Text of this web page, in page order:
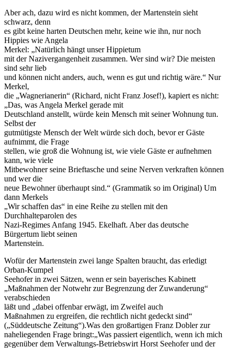
Aber ach, dazu wird es nicht kommen, der Martenstein sieht
schwarz, denn
es gibt keine harten Deutschen mehr, keine wie ihn, nur noch
Hippies wie Angela
Merkel: „Natürlich hängt unser Hippietum
mit der Nazivergangenheit zusammen. Wer sind wir? Die meisten
sind sehr lieb
und können nicht anders, auch, wenn es gut und richtig wäre.“ Nur
Merkel,
die „Wagnerianerin“ (Richard, nicht Franz Josef!), kapiert es nicht:
„Das, was Angela Merkel gerade mit
Deutschland anstellt, würde kein Mensch mit seiner Wohnung tun.
Selbst der
gutmütigste Mensch der Welt würde sich doch, bevor er Gäste
aufnimmt, die Frage
stellen, wie groß die Wohnung ist, wie viele Gäste er aufnehmen
kann, wie viele
Mitbewohner seine Brieftasche und seine Nerven verkraften können
und wer die
neue Bewohner überhaupt sind.“ (Grammatik so im Original) Um
dann Merkels
„Wir schaffen das“ in eine Reihe zu stellen mit den
Durchhalteparolen des
Nazi-Regimes Anfang 1945. Ekelhaft. Aber das deutsche
Bürgertum liebt seinen
Martenstein.
Wofür der Martenstein zwei lange Spalten braucht, das erledigt
Orban-Kumpel
Seehofer in zwei Sätzen, wenn er sein bayerisches Kabinett
„Maßnahmen der Notwehr zur Begrenzung der Zuwanderung“
verabschieden
läßt und „dabei offenbar erwägt, im Zweifel auch
Maßnahmen zu ergreifen, die rechtlich nicht gedeckt sind“
(„Süddeutsche Zeitung“).Was den großartigen Franz Dobler zur
naheliegenden Frage bringt:„Was passiert eigentlich, wenn ich mich
gegenüber dem Verwaltungs-Betriebswirt Horst Seehofer und der